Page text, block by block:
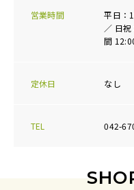
営業時間
平日：
／ 日
間
定休日 なし
TEL 042-